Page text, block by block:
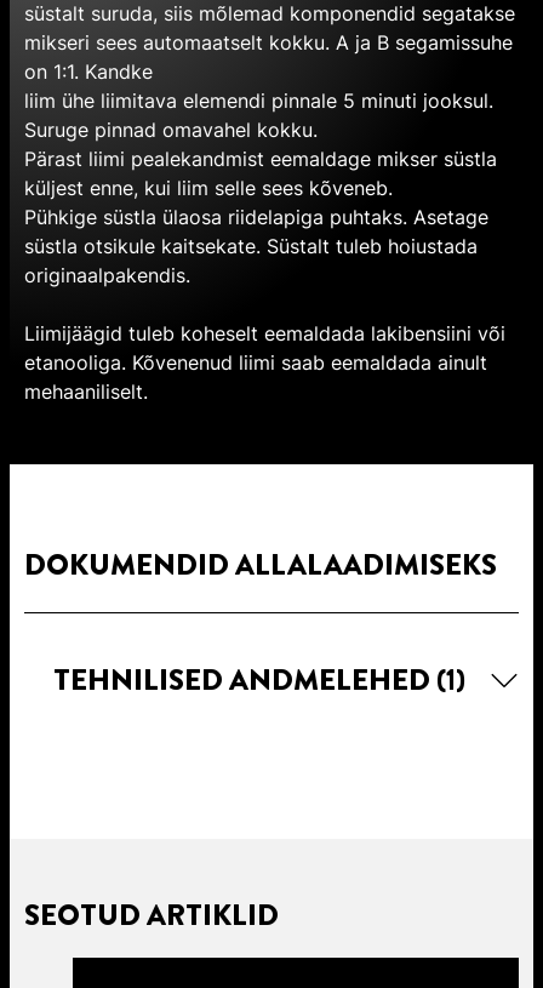
süstalt suruda, siis mõlemad komponendid segatakse
mikseri sees automaatselt kokku. A ja B segamissuhe
on 1:1. Kandke
liim ühe liimitava elemendi pinnale 5 minuti jooksul.
Suruge pinnad omavahel kokku.
Pärast liimi pealekandmist eemaldage mikser süstla
küljest enne, kui liim selle sees kõveneb.
Pühkige süstla ülaosa riidelapiga puhtaks. Asetage
süstla otsikule kaitsekate. Süstalt tuleb hoiustada
originaalpakendis.
Liimijäägid tuleb koheselt eemaldada lakibensiini või
etanooliga. Kõvenenud liimi saab eemaldada ainult
mehaaniliselt.
DOKUMENDID ALLALAADIMISEKS
TEHNILISED ANDMELEHED (1)
SEOTUD ARTIKLID